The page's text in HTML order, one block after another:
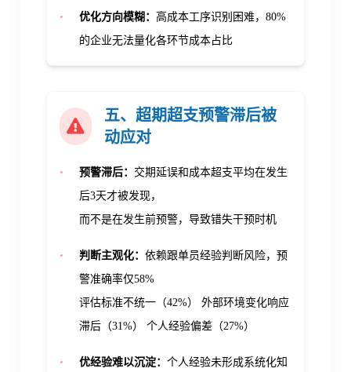
• 优化方向模糊： 高成本工序识别困难， 80%
的企业无法量化各环节成本占比
五、超期超支预警滞后被
动应对
• 预警滞后： 交期延误和成本超支平均在发生
后3天才被发现，
而不是在发生前预警，导致错失干预时机
• 判断主观化： 依赖跟单员经验判断风险，预
警准确率仅58%
评估标准不统一（42%） 外部环境变化响应
滞后（31%） 个人经验偏差（27%）
• 优经验难以沉淀： 个人经验未形成系统化知